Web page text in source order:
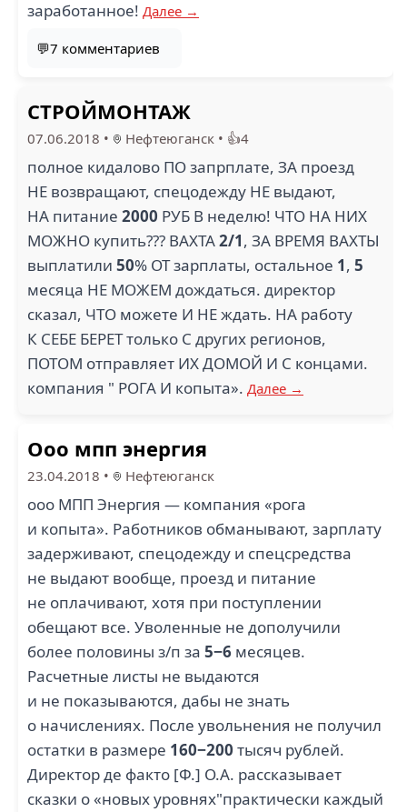
заработанное! Далее →
💬7 комментариев
СТРОЙМОНТАЖ
07.06.2018 • Нефтеюганск • 👍4
полное кидалово ПО запрплате, ЗА проезд
НЕ возвращают, спецодежду НЕ выдают,
НА питание 2000 РУБ В неделю! ЧТО НА НИХ
МОЖНО купить??? ВАХТА2/1, ЗА ВРЕМЯ ВАХТЫ
выплатили 50% ОТ зарплаты, остальное 1, 5
месяца НЕ МОЖЕМ дождаться. директор
сказал, ЧТО можете И НЕ ждать. НА работу
К СЕБЕ БЕРЕТ только С других регионов,
ПОТОМ отправляет ИХ ДОМОЙ И С концами.
компания " РОГА И копыта». Далее →
Ооо мпп энергия
23.04.2018 • Нефтеюганск
ооо МПП Энергия — компания «рога
и копыта». Работников обманывают, зарплату
задерживают, спецодежду и спецсредства
не выдают вообще, проезд и питание
не оплачивают, хотя при поступлении
обещают все. Уволенные не дополучили
более половины з/п за 5−6 месяцев.
Расчетные листы не выдаются
и не показываются, дабы не знать
о начислениях. После увольнения не получил
остатки в размере 160−200 тысяч рублей.
Директор де факто [Ф.] О.А. рассказывает
сказки о «новых уровнях"практически каждый